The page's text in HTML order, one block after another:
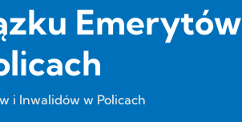
Emerytów
i Inwalidów w Policach